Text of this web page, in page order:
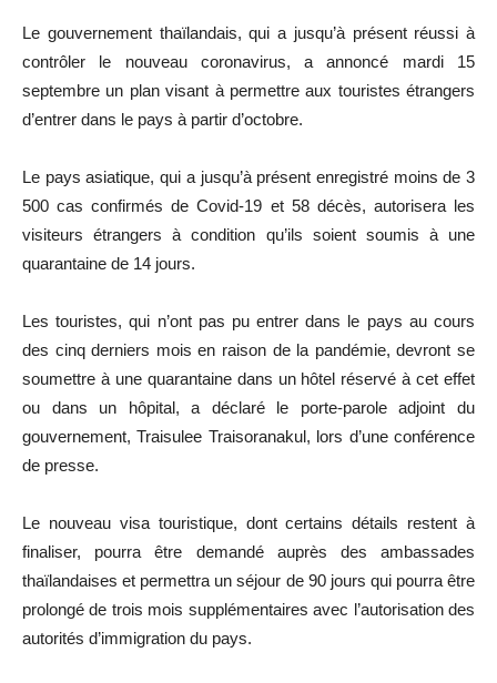
Le gouvernement thaïlandais, qui a jusqu’à présent réussi à
contrôler le nouveau coronavirus, a annoncé mardi 15
septembre un plan visant à permettre aux touristes étrangers
d’entrer dans le pays à partir d’octobre.
Le pays asiatique, qui a jusqu’à présent enregistré moins de 3
500 cas confirmés de Covid-19 et 58 décès, autorisera les
visiteurs étrangers à condition qu’ils soient soumis à une
quarantaine de 14 jours.
Les touristes, qui n’ont pas pu entrer dans le pays au cours
des cinq derniers mois en raison de la pandémie, devront se
soumettre à une quarantaine dans un hôtel réservé à cet effet
ou dans un hôpital, a déclaré le porte-parole adjoint du
gouvernement, Traisulee Traisoranakul, lors d’une conférence
de presse.
Le nouveau visa touristique, dont certains détails restent à
finaliser, pourra être demandé auprès des ambassades
thaïlandaises et permettra un séjour de 90 jours qui pourra être
prolongé de trois mois supplémentaires avec l’autorisation des
autorités d’immigration du pays.